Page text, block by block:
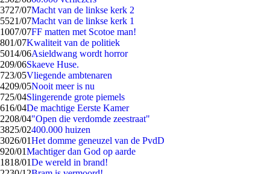
3727/07Macht van de linkse kerk 2
5521/07Macht van de linkse kerk 1
1007/07FF matten met Scotoe man!
801/07Kwaliteit van de politiek
5014/06Asieldwang wordt horror
209/06Skaeve Huse.
723/05Vliegende ambtenaren
4209/05Nooit meer is nu
725/04Slingerende grote piemels
616/04De machtige Eerste Kamer
2208/04"Open die verdomde zeestraat"
3825/02400.000 huizen
3026/01Het domme geneuzel van de PvdD
920/01Machtiger dan God op aarde
1818/01De wereld in brand!